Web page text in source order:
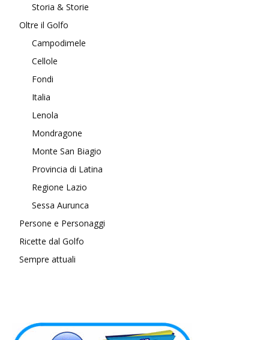
Storia & Storie
Oltre il Golfo
Campodimele
Cellole
Fondi
Italia
Lenola
Mondragone
Monte San Biagio
Provincia di Latina
Regione Lazio
Sessa Aurunca
Persone e Personaggi
Ricette dal Golfo
Sempre attuali